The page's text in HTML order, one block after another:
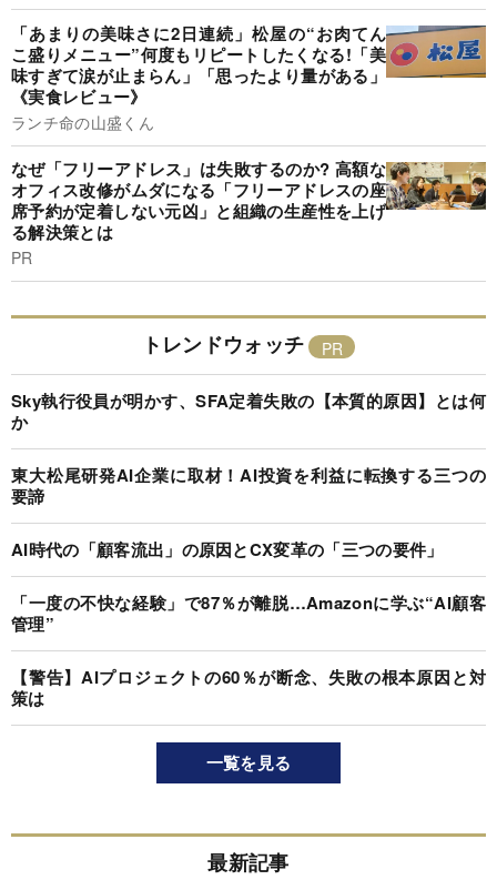
「あまりの美味さに2日連続」松屋の“お肉てん
こ盛りメニュー”何度もリピートしたくなる!「美
味すぎて涙が止まらん」「思ったより量がある」
《実食レビュー》
ランチ命の山盛くん
なぜ「フリーアドレス」は失敗するのか? 高額な
オフィス改修がムダになる「フリーアドレスの座
席予約が定着しない元凶」と組織の生産性を上げ
る解決策とは
PR
トレンドウォッチ
Sky執行役員が明かす、SFA定着失敗の【本質的原因】とは何
か
東大松尾研発AI企業に取材！AI投資を利益に転換する三つの
要諦
AI時代の「顧客流出」の原因とCX変革の「三つの要件」
「一度の不快な経験」で87％が離脱…Amazonに学ぶ“AI顧客
管理”
【警告】AIプロジェクトの60％が断念、失敗の根本原因と対
策は
一覧を見る
最新記事